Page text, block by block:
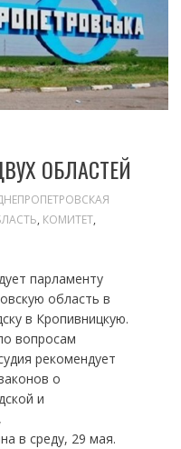
ОБЛАСТЕЙ
, КОМИТЕТ,
парламенту
область в
в Кропивницкую.
вопросам
рекомендует
о
и
в среду, 29 мая.